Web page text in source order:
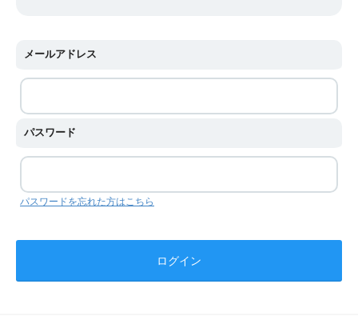
メールアドレス
パスワード
パスワードを忘れた方はこちら